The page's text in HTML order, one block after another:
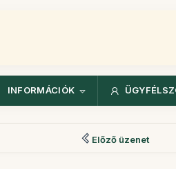
INFORMÁCIÓK
Előző üzenet